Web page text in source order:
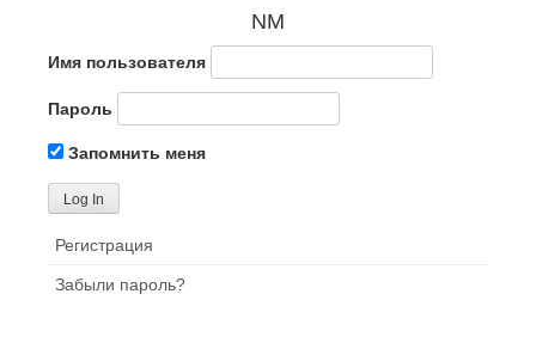
NM
Имя пользователя
Пароль
Запомнить меня
Регистрация
Забыли пароль?